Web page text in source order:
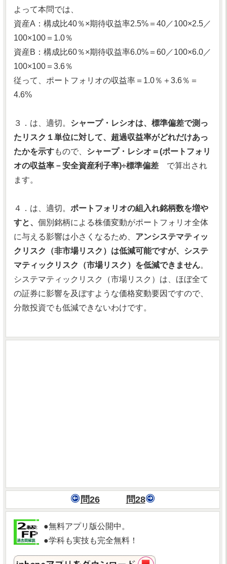
よって本問では、
資産A：構成比40％×期待収益率2.5%＝40／100×2.5／
100×100＝1.0％
資産B：構成比60％×期待収益率6.0%＝60／100×6.0／
100×100＝3.6％
従って、ポートフォリオの収益率＝1.0％＋3.6％＝
4.6%
３．は、適切。 シャープ・レシオは、標準偏差で測っ
たリスク１単位に対して、超過収益率がどれだけあっ
たかを示すもので、 シャープ・レシオ＝(ポートフォリ
オの収益率－安全資産利子率)÷標準偏差 で算出され
ます。
４．は、適切。 ポートフォリオの組入れ銘柄数を増や
すと、 個別銘柄による株価変動がポートフォリオ全体
に与える影響は小さくなるため、 アンシステマティッ
クリスク（非市場リスク）は低減可能ですが、システ
マティックリスク（市場リスク）を低減できません。
システマティックリスク（市場リスク）は、ほぼ全て
の証券に影響を及ぼすような価格変動要因ですので、
分散投資でも低減できないわけです。
問26 問28
●無料アプリ版公開中。
●学科も実技も完全無料！